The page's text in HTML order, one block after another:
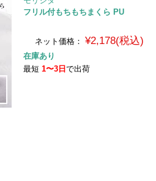
フリル付もちもちまくら PU
ネット価格： ¥2,178(税込)
在庫あり
最短1〜3日で出荷